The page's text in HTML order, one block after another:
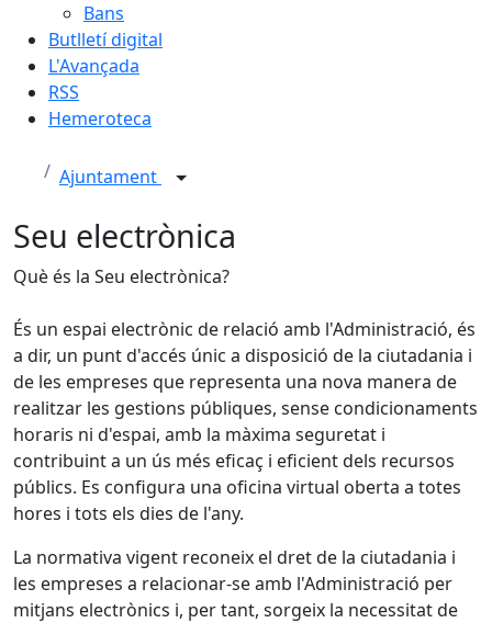
Bans
Butlletí digital
L'Avançada
RSS
Hemeroteca
Ajuntament
Seu electrònica
Què és la Seu electrònica?
És un espai electrònic de relació amb l'Administració, és
a dir, un punt d'accés únic a disposició de la ciutadania i
de les empreses que representa una nova manera de
realitzar les gestions públiques, sense condicionaments
horaris ni d'espai, amb la màxima seguretat i
contribuint a un ús més eficaç i eficient dels recursos
públics. Es configura una oficina virtual oberta a totes
hores i tots els dies de l'any.
La normativa vigent reconeix el dret de la ciutadania i
les empreses a relacionar-se amb l'Administració per
mitjans electrònics i, per tant, sorgeix la necessitat de